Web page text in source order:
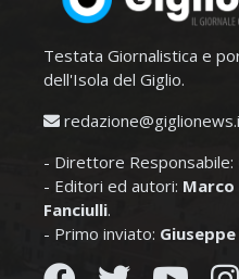
Testata Giornalistica e
dell'Isola del Giglio.
- Direttore Responsabile:
- Editori ed autori:
Fanciulli.
- Primo inviato: